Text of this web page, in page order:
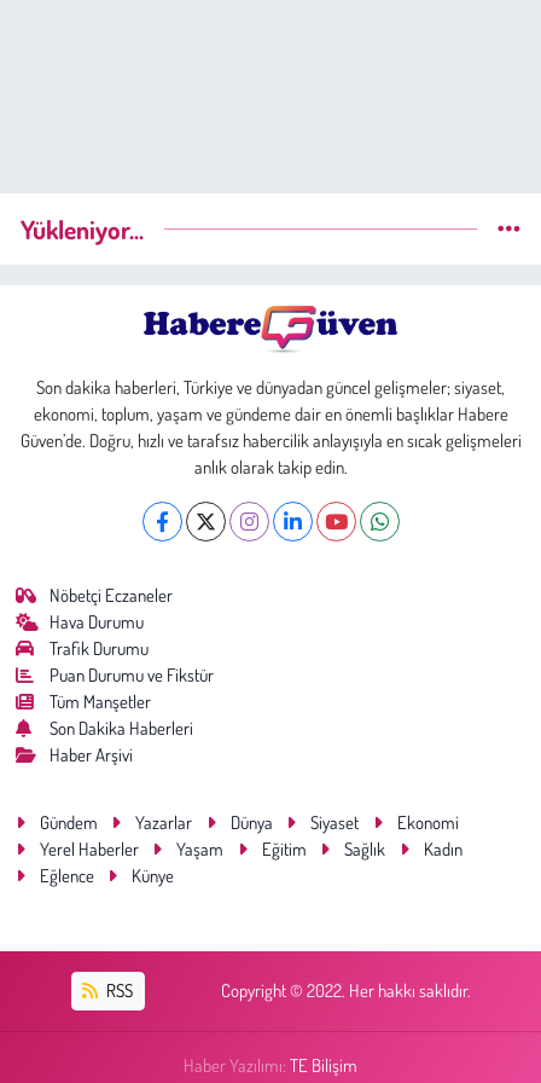
Yükleniyor...
Son dakika haberleri, Türkiye ve dünyadan güncel gelişmeler; siyaset,
ekonomi, toplum, yaşam ve gündeme dair en önemli başlıklar Habere
Güven’de. Doğru, hızlı ve tarafsız habercilik anlayışıyla en sıcak gelişmeleri
anlık olarak takip edin.
Nöbetçi Eczaneler
Hava Durumu
Trafik Durumu
Puan Durumu ve Fikstür
Tüm Manşetler
Son Dakika Haberleri
Haber Arşivi
Gündem Yazarlar Dünya Siyaset
Ekonomi
Yerel Haberler
Yaşam Eğitim Sağlık
Kadın
Eğlence
Künye
RSS Copyright © 2022. Her hakkı saklıdır.
Haber Yazılımı: TE Bilişim